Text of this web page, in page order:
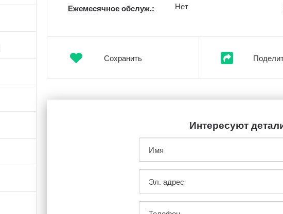
Ежемесячное обслуж.:
Нет
Сохранить
Интересуют